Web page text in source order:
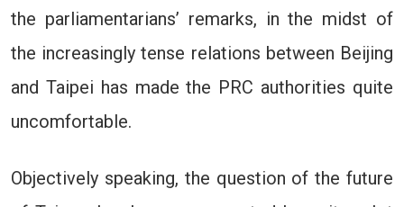
the parliamentarians’ remarks, in the midst of
the increasingly tense relations between Beijing
and Taipei has made the PRC authorities quite
uncomfortable.
Objectively speaking, the question of the future